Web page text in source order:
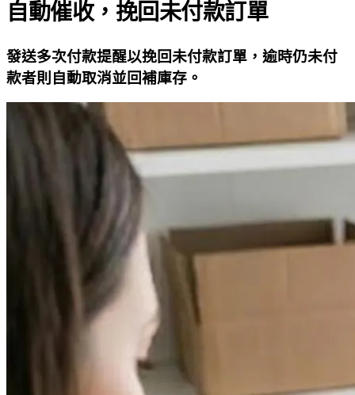
自動催收，挽回未付款訂單
發送多次付款提醒以挽回未付款訂單，逾時仍未付
款者則自動取消並回補庫存。